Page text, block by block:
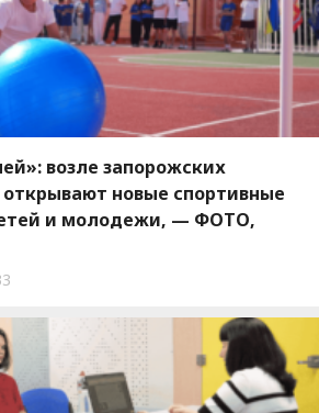
возле запорожских
новые спортивные
и молодежи, — ФОТО,